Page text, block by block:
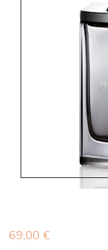
69,00 €